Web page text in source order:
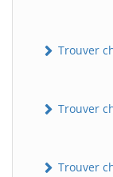
Trouver
Trouver
Trouver